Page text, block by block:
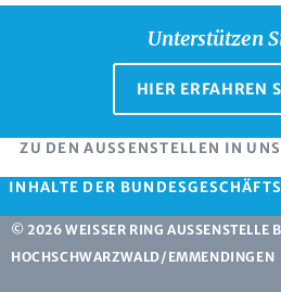
Unterstützen
HIER ERFAHREN
ZU DEN AUSSENSTELLEN IN
INHALTE DER
© 2026 WEISSER RING AUSSENSTELLE
HOCHSCHWARZWALD/EMMENDINGEN